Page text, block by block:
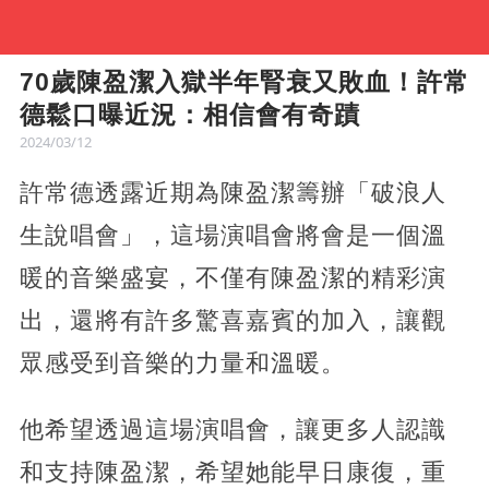
70歲陳盈潔入獄半年腎衰又敗血！許常
德鬆口曝近況：相信會有奇蹟
2024/03/12
許常德透露近期為陳盈潔籌辦「破浪人
生說唱會」，這場演唱會將會是一個溫
暖的音樂盛宴，不僅有陳盈潔的精彩演
出，還將有許多驚喜嘉賓的加入，讓觀
眾感受到音樂的力量和溫暖。
他希望透過這場演唱會，讓更多人認識
和支持陳盈潔，希望她能早日康復，重